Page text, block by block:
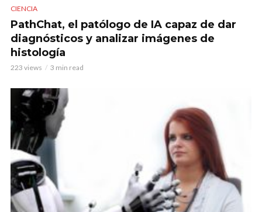
CIENCIA
PathChat, el patólogo de IA capaz de dar
diagnósticos y analizar imágenes de
histología
223 views 3 min read